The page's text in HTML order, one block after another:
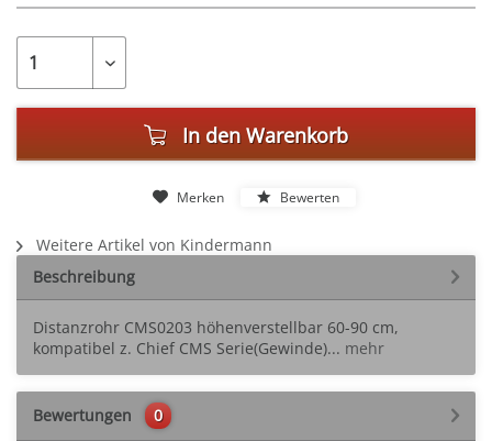
In den Warenkorb
Merken Bewerten
Weitere Artikel von Kindermann
Beschreibung
Distanzrohr CMS0203 höhenverstellbar 60-90 cm,
kompatibel z. Chief CMS Serie(Gewinde)... mehr
Bewertungen 0